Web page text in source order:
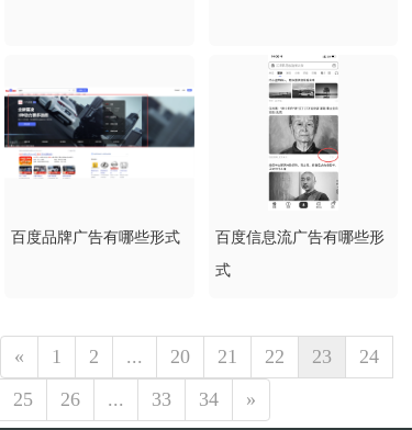
百度品牌广告有哪些形式
百度信息流广告有哪些形
式
« 1 2 ... 20 21 22 23
24
25
26 ... 33 34 »